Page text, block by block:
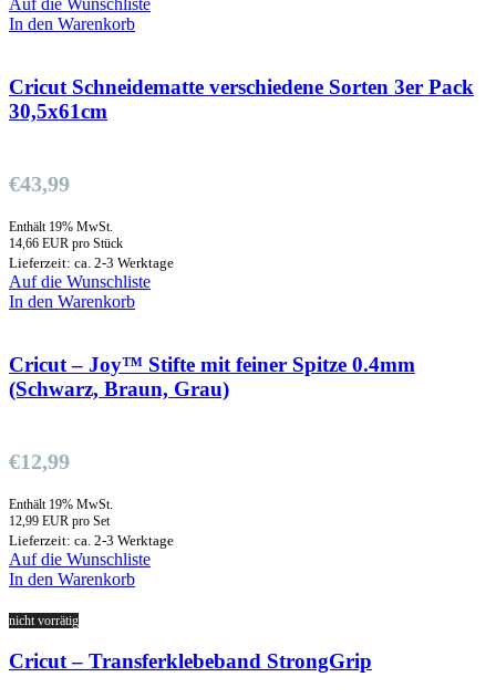
Auf die Wunschliste
In den Warenkorb
Cricut Schneidematte verschiedene Sorten 3er Pack
30,5x61cm
€43,99
Enthält 19% MwSt.
14,66 EUR pro Stück
Lieferzeit: ca. 2-3 Werktage
Auf die Wunschliste
In den Warenkorb
Cricut – Joy™ Stifte mit feiner Spitze 0.4mm
(Schwarz, Braun, Grau)
€12,99
Enthält 19% MwSt.
12,99 EUR pro Set
Lieferzeit: ca. 2-3 Werktage
Auf die Wunschliste
In den Warenkorb
nicht vorrätig
Cricut – Transferklebeband StrongGrip